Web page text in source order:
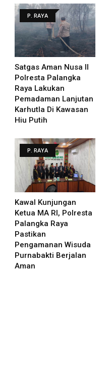
P. RAYA
Satgas Aman Nusa II
Polresta Palangka
Raya Lakukan
Pemadaman Lanjutan
Karhutla Di Kawasan
Hiu Putih
P. RAYA
Kawal Kunjungan
Ketua MA RI, Polresta
Palangka Raya
Pastikan
Pengamanan Wisuda
Purnabakti Berjalan
Aman